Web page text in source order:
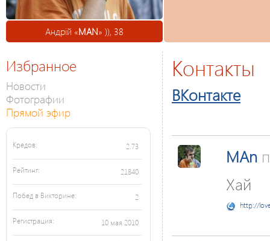
Андрій «MAN» )), 38
Избранное
Новости
Фотографии
Прямой эфир
Кредов: 2.73
Рейтинг: 21840
Побед в Викторине: 2
Регистрация: 10 мая 2010
Контакты
ВКонтакте
MAn
Хай
http://